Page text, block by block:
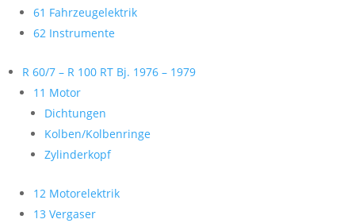
61 Fahrzeugelektrik
62 Instrumente
R 60/7 – R 100 RT Bj. 1976 – 1979
11 Motor
Dichtungen
Kolben/Kolbenringe
Zylinderkopf
12 Motorelektrik
13 Vergaser